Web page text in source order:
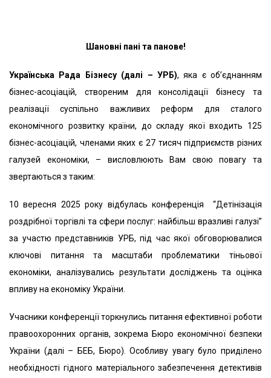
Шановні пані та панове!
Українська Рада Бізнесу (далі – УРБ), яка є об’єднанням
бізнес-асоціацій, створеним для консолідації бізнесу та
реалізації суспільно важливих реформ для сталого
економічного розвитку країни, до складу якої входить 125
бізнес-асоціацій, членами яких є 27 тисяч підприємств різних
галузей економіки, – висловлюють Вам свою повагу та
звертаються з таким:
10 вересня 2025 року відбулась конференція “Детінізація
роздрібної торгівлі та сфери послуг: найбільш вразливі галузі”
за участю представників УРБ, під час якої обговорювалися
ключові питання та масштаби проблематики тіньової
економіки, аналізувались результати досліджень та оцінка
впливу на економіку України.
Учасники конференції торкнулись питання ефективної роботи
правоохоронних органів, зокрема Бюро економічної безпеки
України (далі – БЕБ, Бюро). Особливу увагу було приділено
необхідності гідного матеріального забезпечення детективів